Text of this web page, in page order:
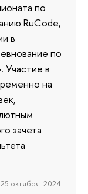
по
RuCode,
в
по
Участие в
на
зачета
25 октября 2024